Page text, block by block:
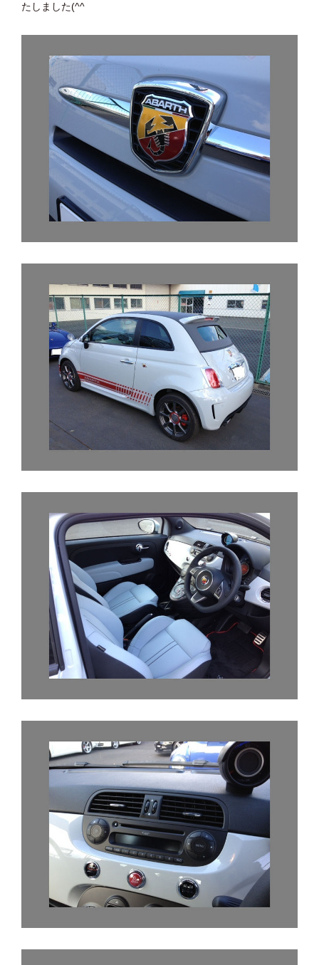
たしました(^^ゞ